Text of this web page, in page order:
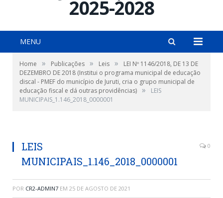
MENU
Home » Publicações » Leis »
LEI Nº 1146/2018, DE 13 DE
DEZEMBRO DE 2018 (Institui o programa municipal de educação
discal - PMEF do município de Juruti, cria o grupo municipal de
educação fiscal e dá outras providências) »
LEIS
MUNICIPAIS_1.146_2018_0000001
LEIS
MUNICIPAIS_1.146_2018_0000001
0
POR CR2-ADMIN7 EM 25 DE AGOSTO DE 2021